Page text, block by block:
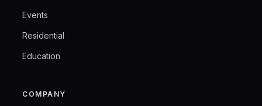
Events
Residential
Education
COMPANY